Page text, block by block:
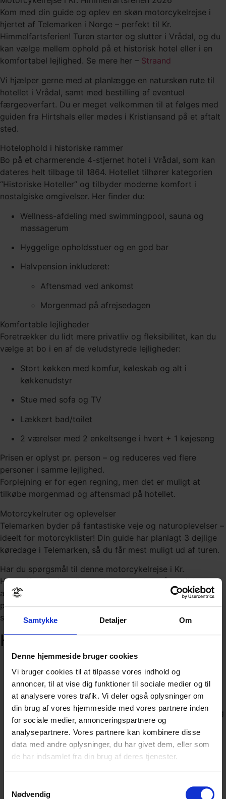
Samtykke Detaljer Om
Denne hjemmeside bruger cookies
Vi bruger cookies til at tilpasse vores indhold og
annoncer, til at vise dig funktioner til sociale medier og til
at analysere vores trafik. Vi deler også oplysninger om
din brug af vores hjemmeside med vores partnere inden
for sociale medier, annonceringspartnere og
analysepartnere. Vores partnere kan kombinere disse
data med andre oplysninger, du har givet dem, eller som
de har indsamlet fra din brug af deres tjenester.
Nødvendig
Kom med din guide og oplev en skøn motorcykelrejse i
hjertet af Telemarken i Norge – perfekt til Kr.
Himmelfartsferien! Turen starter og slutter i Vrådal, og du
kan vælge mellem ophold på et historisk hotel eller i en
komfortabel lejlighed. Se mere her – Straand
Vi hjælper gerne med at planlægge en naturskøn rute til
hotellet i Vrådal, samt med bestilling af eventuel
færgeoverfart. Du er meget velkommen til at følges med
guiden fra Hirtshals eller mødes i Kristiansand på et aftalt
sted.
Hotelophold i historiske rammer
Bo på et charmerende 4-stjernet hotel i Vrådal, som kan
dateres helt tilbage til 1864. Hotellet tilhører kategorien
“Historiske Hoteller” og tilbyder moderne komfort i
nostalgiske omgivelser. Her finder du:
Wellness-afdeling med swimmingpool, sauna og
massagerum
Hyggelige opholdsstuer og en god bar
Halvpension inkluderet:
Aftensmad ved ankomst
Morgenmad på afrejsedagen
Komfortable lejligheder
Foretrækker du lidt mere privatliv og fleksibilitet, kan du
vælge at bo i en af de veludstyrede lejligheder:
Stort køkken med komfur, køleskab og alt i
køkkenudstyr
Stue med sofa og TV
Lækkert bad/toilet
2 værelser med 2 enkeltsenge i hvert + 1 køjeseng
Prisen er oplyst pr. person – og reduceres ved flere
personer i samme lejlighed.
Forplejning er for egen regning, men det er muligt at
tilkøbe morgenmad og aftensmad på hotellet.
Motorcykelruter og oplevelser
Telemarken byder på fantastiske veje og naturoplevelser –
ideelt for motorcyklister! Din guide har planlagt 3 dejlige
køredage i Telemarken, så du får mest muligt ud af turen.
Har du spørgsmål til denne motorcykelrejse i Kr.
Himmelfartsferien eller ønsker at booke , så tøv ikke med
at kontakte os – vi glæder os til at byde dig velkommen
på denne Motorcykelrejse i Kr. Himmelfartsferien 2026, i
smukke Telemarken!
Hvad er med i prisen
✅4* hotel med halvpension startende med
aftensmad på ankomstdagen og morgenmad på
hjemrejsedagen.
✅4 overnatninger i delt dobbeltværelse med bad og
toilet, tv.
✅Fri adgang til hotellets faciliteter, f.eks.
swimmingpool.
✅Guidede turer i Telemarken på den bedste asfalt.
✅4 overnatninger i lejlighed med køkken, stue,